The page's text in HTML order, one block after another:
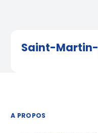
Saint-
A PROPOS